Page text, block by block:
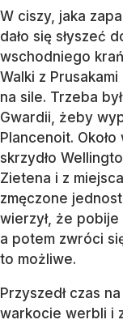
W ciszy, jaka
dało się słyszeć
wschodniego
Walki z
na sile. Trzeba
Gwardii, żeby
Plancenoit.
skrzydło
Zietena i z
zmęczone
wierzył, że
a potem zwróci
to możliwe.
Przyszedł czas
warkocie werbli i